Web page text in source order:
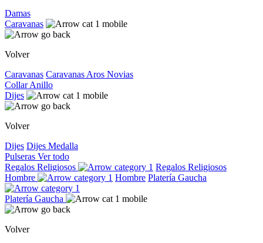
Damas
Caravanas
Volver
Caravanas Caravanas Aros Novias
CollarAnillo
Dijes
Volver
Dijes Dijes Medalla
Pulseras Ver todo
Regalos Religiosos
Regalos Religiosos
Hombre
Hombre Platería Gaucha
Platería Gaucha
Volver